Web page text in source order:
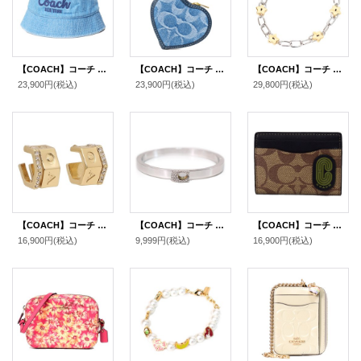
【COACH】コーチ バケハ 帽子 デニム コットン スクリプト エンブロイダード ロゴ バケットハット バケハ サファリハット インディゴ M/L〔日本未発売〕
23,900円(税込)
【COACH】コーチ キーホルダー デニム レザー シグネチャー ハート型 ポーチ コインケース ドッグリーシュ バッグチャーム インディゴ（日本未発売）
23,900円(税込)
【COACH】コーチ ネックレス プレーテッドブラス スター パッド ロック 南京錠 星形 ロゴ チャーム チェーン リンク ネックレス ゴールド×シルバー〔日本未発売〕
29,800円(税込)
【COACH】コーチ プレーテッドブラス トライ カラー ラインストーン ハギー ピアス イアリング ゴールド〔日本未発売〕
16,900円(税込)
【COACH】コーチ ゴールドプレーテッドブラス パヴェ シグネチャー ヒンジド バングル ブレスレット シルバー【訳あり】〔日本未発売〕
9,999円(税込)
【COACH】コーチ コーティングキャンバス レザー シグネチャー マグネティック カードケース カードホルダー 二つ折り ID パスケース マネークリップ 定期入れ カーキ×オリーブグリーン（日本未発売）
16,900円(税込)